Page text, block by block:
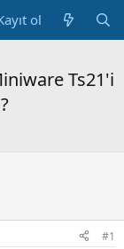
ol
Ts21'i
#1